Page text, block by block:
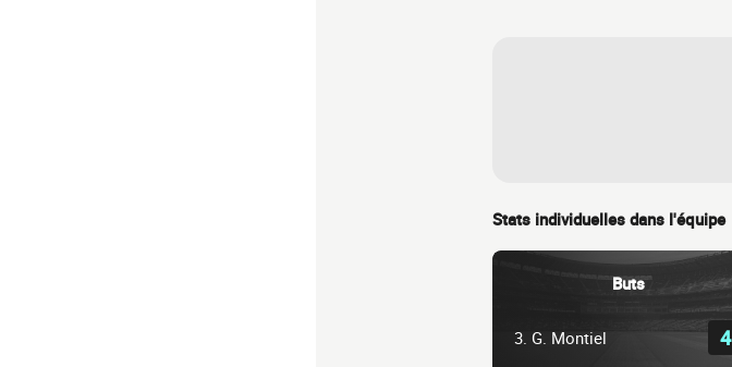
Stats individuelles dans l'équipe
Buts
3. G. Montiel 4